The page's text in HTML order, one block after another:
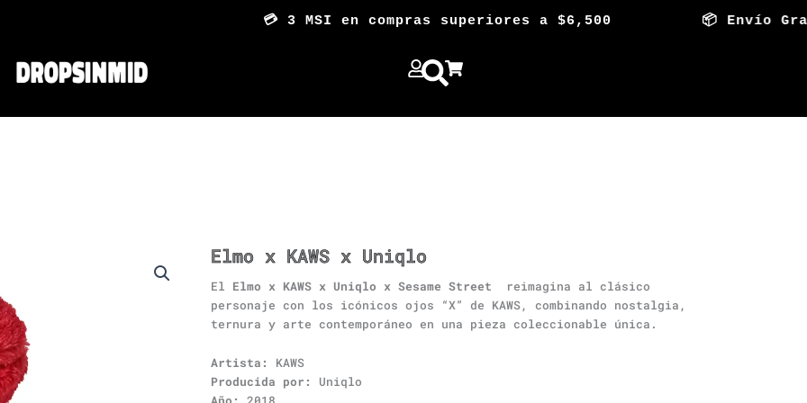
💳 3 MSI en compras superiores a $6,500 📦 Envío Gratis
Elmo x KAWS x Uniqlo
El Elmo x KAWS x Uniqlo x Sesame Street
reimagina al clásico
personaje con los icónicos ojos “X” de KAWS, combinando nostalgia,
ternura y arte contemporáneo en una pieza coleccionable única.
Artista:
KAWS
Producida por:
Uniqlo